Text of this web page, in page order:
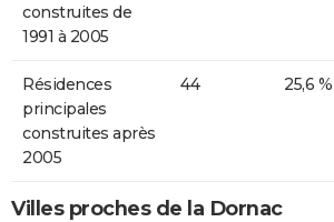
construites de
1991 à 2005
Résidences
principales
construites après
2005
44 25,6 %
Villes proches de la Dornac